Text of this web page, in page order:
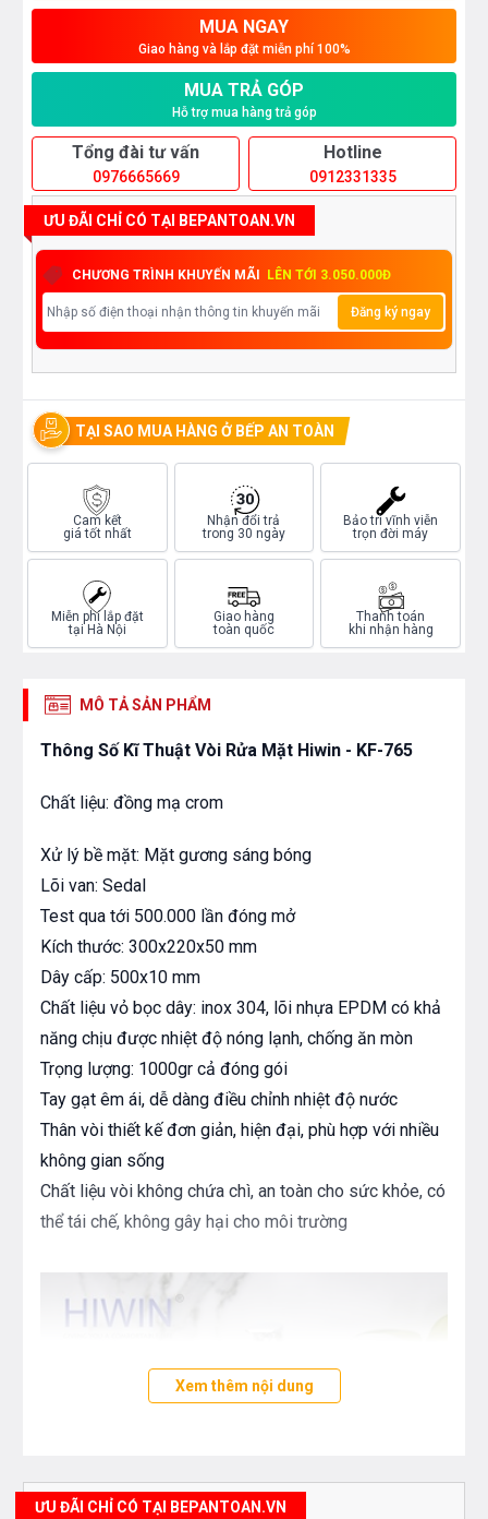
MUA NGAY
Giao hàng và lắp đặt miễn phí 100%
MUA TRẢ GÓP
Hỗ trợ mua hàng trả góp
Tổng đài tư vấn
0976665669
Hotline
0912331335
ƯU ĐÃI CHỈ CÓ TẠI BEPANTOAN.VN
CHƯƠNG TRÌNH KHUYẾN MÃI LÊN TỚI 3.050.000Đ
Đăng ký ngay
TẠI SAO MUA HÀNG Ở BẾP AN TOÀN
Cam kết
giá tốt nhất
Nhận đổi trả
trong 30 ngày
Bảo trì vĩnh viễn
trọn đời máy
Miễn phí lắp đặt
tại Hà Nội
Giao hàng
toàn quốc
Thanh toán
khi nhận hàng
MÔ TẢ SẢN PHẨM
Thông Số Kĩ Thuật Vòi Rửa Mặt Hiwin - KF-765
Chất liệu: đồng mạ crom
Xử lý bề mặt: Mặt gương sáng bóng
Lõi van: Sedal
Test qua tới 500.000 lần đóng mở
Kích thước: 300x220x50 mm
Dây cấp: 500x10 mm
Chất liệu vỏ bọc dây: inox 304, lõi nhựa EPDM có khả
năng chịu được nhiệt độ nóng lạnh, chống ăn mòn
Trọng lượng: 1000gr cả đóng gói
Tay gạt êm ái, dễ dàng điều chỉnh nhiệt độ nước
Thân vòi thiết kế đơn giản, hiện đại, phù hợp với nhiều
không gian sống
Chất liệu vòi không chứa chì, an toàn cho sức khỏe, có
thể tái chế, không gây hại cho môi trường
Xem thêm nội dung
ƯU ĐÃI CHỈ CÓ TẠI BEPANTOAN.VN